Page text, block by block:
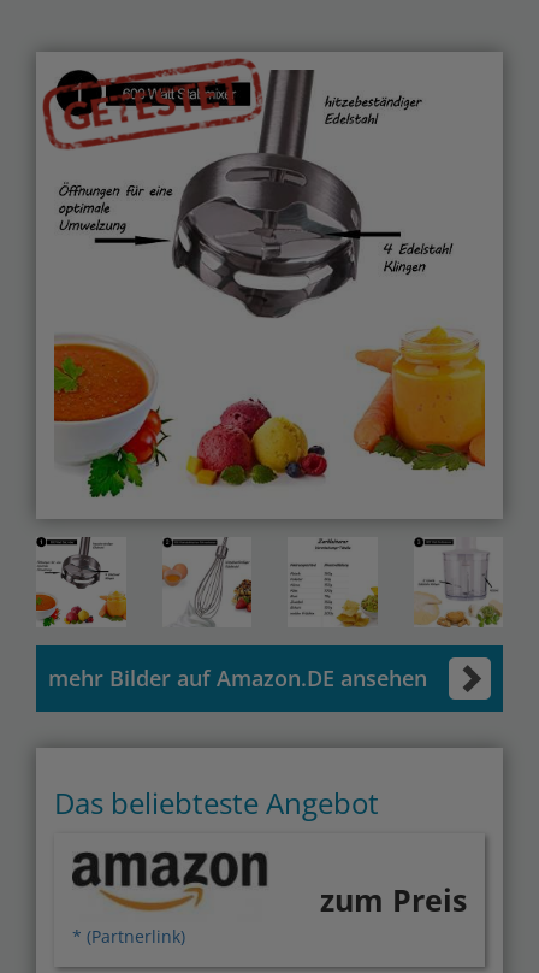
mehr Bilder auf Amazon.DE ansehen
Das beliebteste Angebot
* (Partnerlink)
zum Preis